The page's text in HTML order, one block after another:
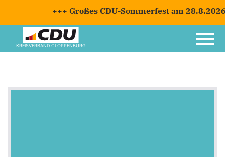
+++ Großes CDU-Sommerfest am
KREISVERBAND CLOPPENBURG